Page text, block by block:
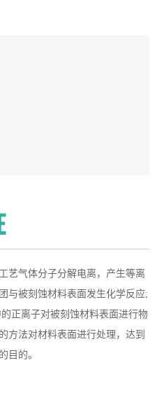
艺气体分子分解电离，产生等离
与被刻蚀材料表面发生化学反应;
正离子对被刻蚀材料表面进行物
方法对材料表面进行处理 ，达到
目的。